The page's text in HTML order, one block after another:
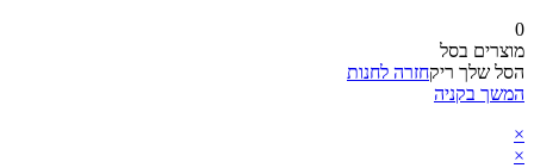
0
מוצרים בסל
הסל שלך ריקחזרה לחנות
המשך בקניה
×
×